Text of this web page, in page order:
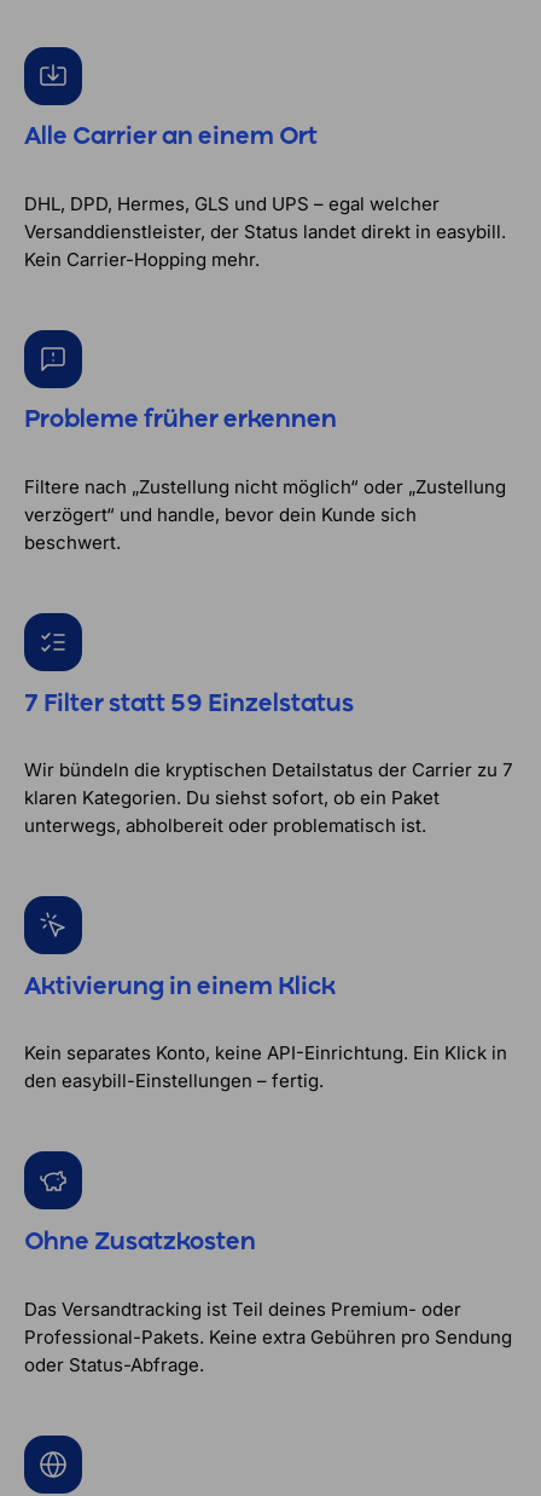
Alle Carrier an einem Ort
DHL, DPD, Hermes, GLS und UPS – egal welcher
Versanddienstleister, der Status landet direkt in easybill.
Kein Carrier-Hopping mehr.
Probleme früher erkennen
Filtere nach „Zustellung nicht möglich“ oder „Zustellung
verzögert“ und handle, bevor dein Kunde sich
beschwert.
7 Filter statt 59 Einzelstatus
Wir bündeln die kryptischen Detailstatus der Carrier zu 7
klaren Kategorien. Du siehst sofort, ob ein Paket
unterwegs, abholbereit oder problematisch ist.
Aktivierung in einem Klick
Kein separates Konto, keine API-Einrichtung. Ein Klick in
den easybill-Einstellungen – fertig.
Ohne Zusatzkosten
Das Versandtracking ist Teil deines Premium- oder
Professional-Pakets. Keine extra Gebühren pro Sendung
oder Status-Abfrage.